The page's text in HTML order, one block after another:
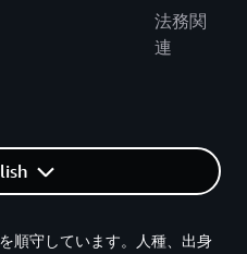
法務関
連
順守しています。人種、出身